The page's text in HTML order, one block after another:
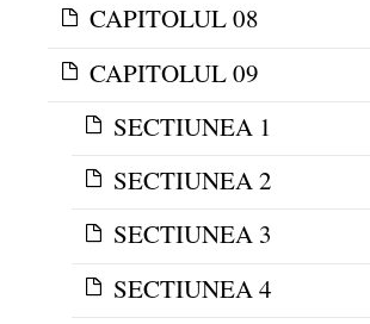
CAPITOLUL 08
CAPITOLUL 09
SECTIUNEA 1
SECTIUNEA 2
SECTIUNEA 3
SECTIUNEA 4